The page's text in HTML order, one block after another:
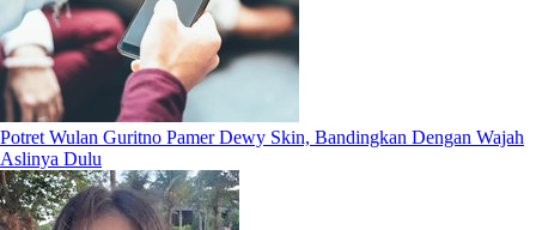
Potret Wulan Guritno Pamer Dewy Skin, Bandingkan Dengan Wajah
Aslinya Dulu